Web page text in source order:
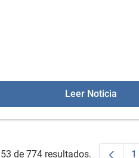
Leer Noticia
de 774 resultados. 1